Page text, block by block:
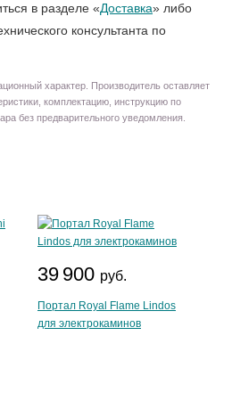
в разделе «Доставка» либо
консультанта по
характер. Производитель оставляет
комплектацию, инструкцию по
без предварительного уведомления.
39 900 руб.
Портал Royal Flame Lindos
для электрокаминов